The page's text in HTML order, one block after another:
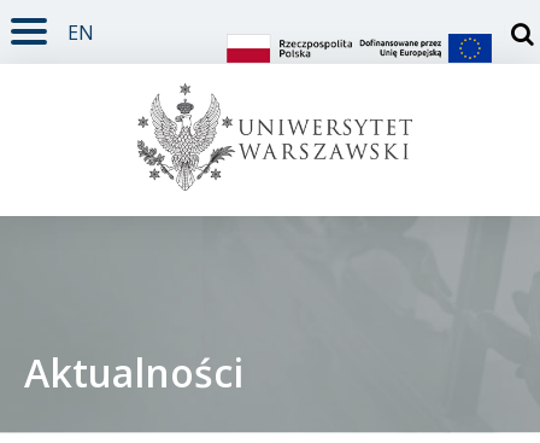
TREŚĆ STRONY
MENU GŁÓWNE
WYSZUKIWARKA
SOCIAL MEDIA
STOPKA STRONY
EN
Aktualności